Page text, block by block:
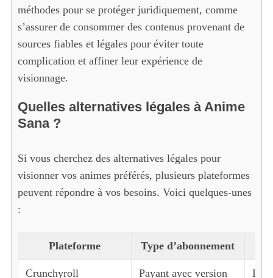
méthodes pour se protéger juridiquement, comme
s’assurer de consommer des contenus provenant de
sources fiables et légales pour éviter toute
complication et affiner leur expérience de
visionnage.
Quelles alternatives légales à Anime
Sana ?
Si vous cherchez des alternatives légales pour
visionner vos animes préférés, plusieurs plateformes
peuvent répondre à vos besoins. Voici quelques-unes
:
Plateforme Type d’abonnement
Crunchyroll
Payant avec version